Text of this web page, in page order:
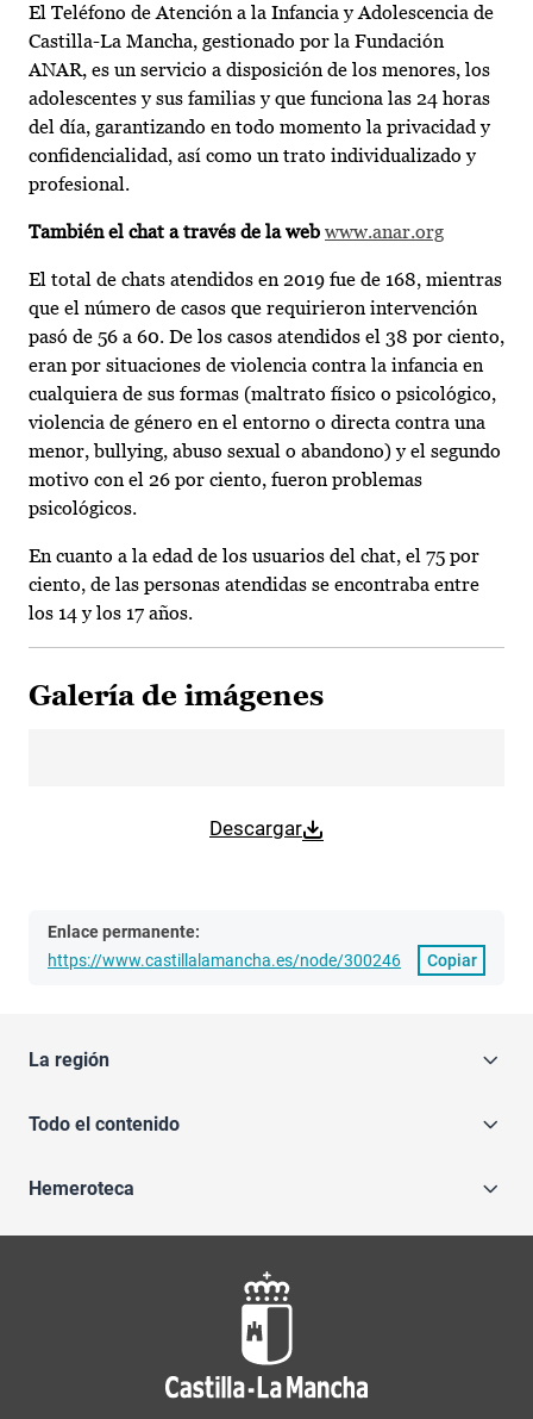
El Teléfono de Atención a la Infancia y Adolescencia de
Castilla-La Mancha, gestionado por la Fundación
ANAR, es un servicio a disposición de los menores, los
adolescentes y sus familias y que funciona las 24 horas
del día, garantizando en todo momento la privacidad y
confidencialidad, así como un trato individualizado y
profesional.
También el chat a través de la web www.anar.org
El total de chats atendidos en 2019 fue de 168, mientras
que el número de casos que requirieron intervención
pasó de 56 a 60. De los casos atendidos el 38 por ciento,
eran por situaciones de violencia contra la infancia en
cualquiera de sus formas (maltrato físico o psicológico,
violencia de género en el entorno o directa contra una
menor, bullying, abuso sexual o abandono) y el segundo
motivo con el 26 por ciento, fueron problemas
psicológicos.
En cuanto a la edad de los usuarios del chat, el 75 por
ciento, de las personas atendidas se encontraba entre
los 14 y los 17 años.
Galería de imágenes
Descargar
Enlace permanente:
https://www.castillalamancha.es/node/300246
Copiar
La región
Todo el contenido
Hemeroteca